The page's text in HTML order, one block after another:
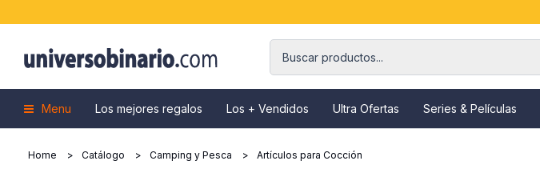
Menu Los mejores regalos Los + Vendidos Ultra Ofertas Series & Películas
Home Catálogo Camping y Pesca Artículos para Cocción